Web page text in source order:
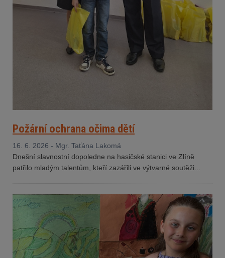
Požární ochrana očima dětí
16. 6. 2026 - Mgr. Taťána Lakomá
Dnešní slavnostní dopoledne na hasičské stanici ve Zlíně
patřilo mladým talentům, kteří zazářili ve výtvarné soutěži...